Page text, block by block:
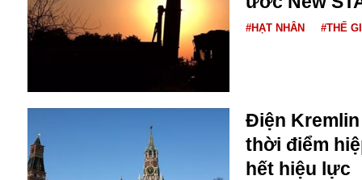
Blockchain
Bộ Ngoại giao
Boeing
Bình Định
Bulgaria
Biến chủng
Baikal
#HẠT NHÂN #THẾ
Điện
thời điểm
hết hiệu lực